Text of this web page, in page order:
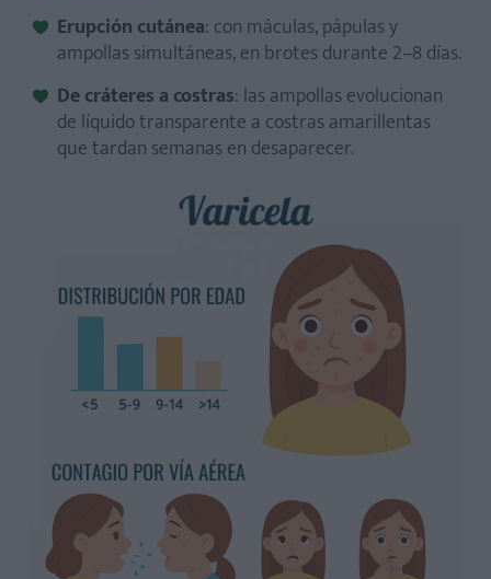
Erupción cutánea: con máculas, pápulas y
ampollas simultáneas, en brotes durante 2–8 días.
De cráteres a costras: las ampollas evolucionan
de líquido transparente a costras amarillentas
que tardan semanas en desaparecer.